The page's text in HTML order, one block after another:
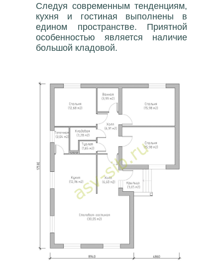
Следуя современным тенденциям,
кухня и гостиная выполнены в
едином пространстве. Приятной
особенностью является наличие
большой кладовой.